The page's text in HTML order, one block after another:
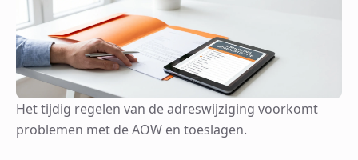
Het tijdig regelen van de adreswijziging voorkomt
problemen met de AOW en toeslagen.